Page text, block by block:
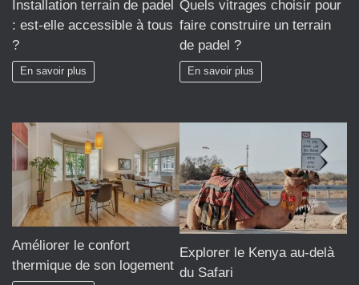
Installation terrain de padel
: est-elle accessible à tous
?
En savoir plus
Quels vitrages choisir pour
faire construire un terrain
de padel ?
En savoir plus
Améliorer le confort
thermique de son logement
Explorer le Kenya au-delà
du Safari